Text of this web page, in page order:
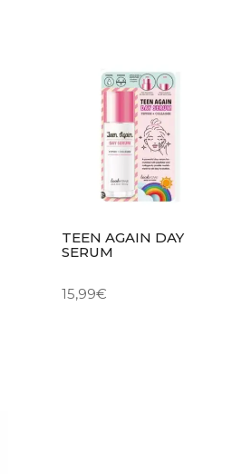
TEEN AGAIN DAY
SERUM
15,99€